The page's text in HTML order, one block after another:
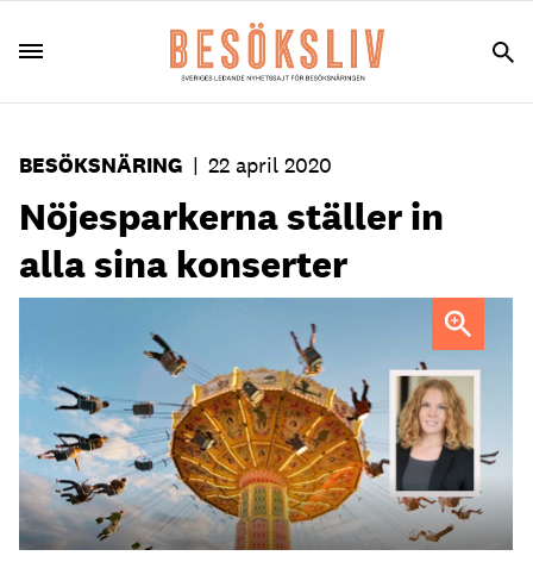
BESÖKSNÄRING | 22 april 2020
Nöjesparkerna ställer in
alla sina konserter
Foto: Gröna Lund